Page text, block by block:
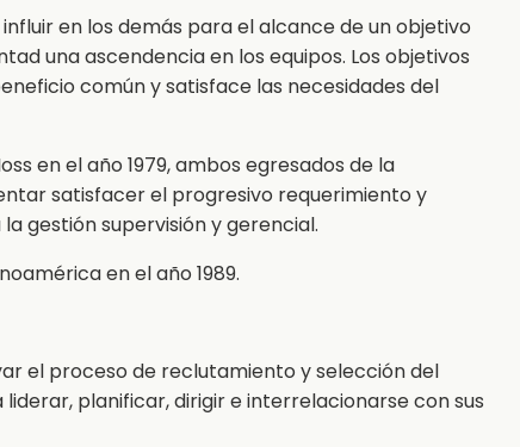
en los demás para el alcance de un objetivo
una ascendencia en los equipos. Los objetivos
común y satisface las necesidades del
en el año 1979, ambos egresados de la
satisfacer el progresivo requerimiento y
gestión supervisión y gerencial.
en el año 1989.
el proceso de reclutamiento y selección del
planificar, dirigir e interrelacionarse con sus